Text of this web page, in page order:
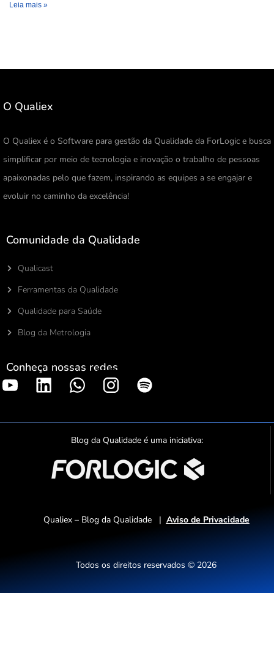
Leia mais »
O Qualiex
O Qualiex é o Software para gestão da Qualidade da ForLogic e busca
simplificar por meio de tecnologia e inovação o trabalho de pessoas
apaixonadas pelo que fazem, inspirando as equipes a se engajar e
evoluir no caminho da excelência!
Comunidade da Qualidade
Qualicast
Ferramentas da Qualidade
Qualidade para Saúde
Blog da Metrologia
Conheça nossas redes
S
o
t
f
y
Blog da Qualidade é uma iniciativa:
Qualiex – Blog da Qualidade | Aviso de Privacidade
Todos os direitos reservados © 2026